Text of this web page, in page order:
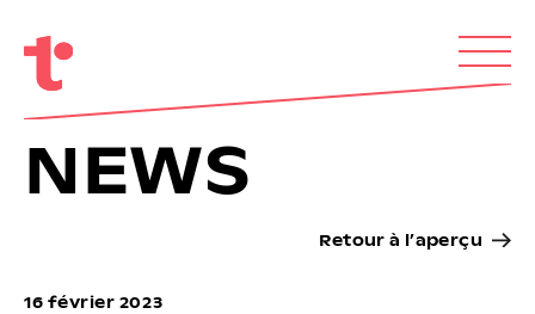
NEWS
16 février 2023
Retour à l’aperçu